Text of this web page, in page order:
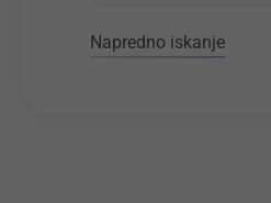
Napredno iskanje